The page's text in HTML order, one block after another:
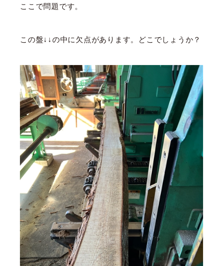
ここで問題です。
この盤↓↓の中に欠点があります。どこでしょうか？